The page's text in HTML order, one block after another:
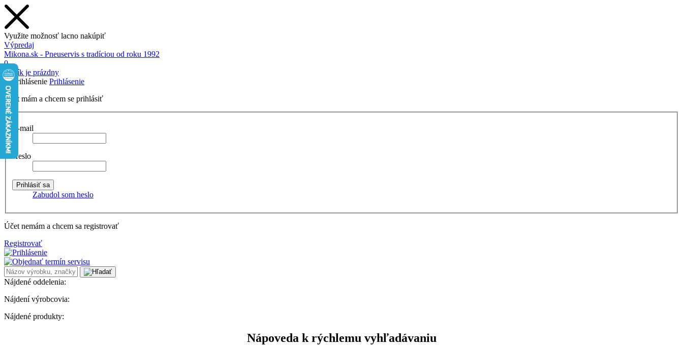
Využite možnosť lacno nakúpiť
Výpredaj
Mikona.sk - Pneuservis s tradíciou od roku 1992
0
Košík je prázdny
Prihlásenie
Účet mám a chcem se prihlásiť
E-mail
Heslo
Zabudol som heslo
Účet nemám a chcem sa registrovať
Registrovať
Nájdené oddelenia:
Nájdení výrobcovia:
Nájdené produkty:
Nápoveda k rýchlemu vyhľadávaniu